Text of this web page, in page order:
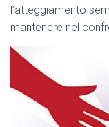
l’atteggiamento
mantenere nel